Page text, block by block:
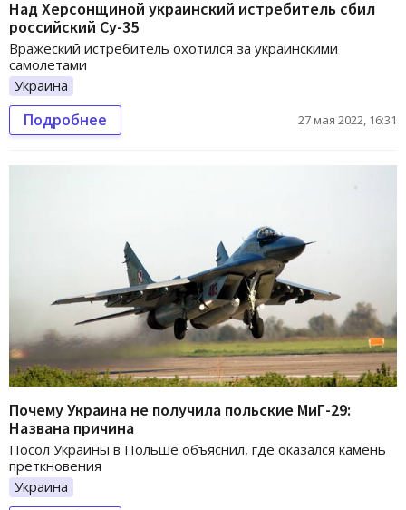
Над Херсонщиной украинский истребитель сбил
российский Су-35
Вражеский истребитель охотился за украинскими
самолетами
Украина
Подробнее 27 мая 2022, 16:31
Почему Украина не получила польские МиГ-29:
Названа причина
Посол Украины в Польше объяснил, где оказался камень
преткновения
Украина